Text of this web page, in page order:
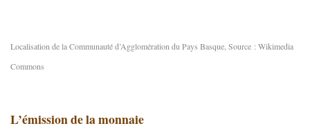
Localisation de la Communauté d’Agglomération du Pays Basque, Source : Wikimedia
Commons
L’émission de la monnaie